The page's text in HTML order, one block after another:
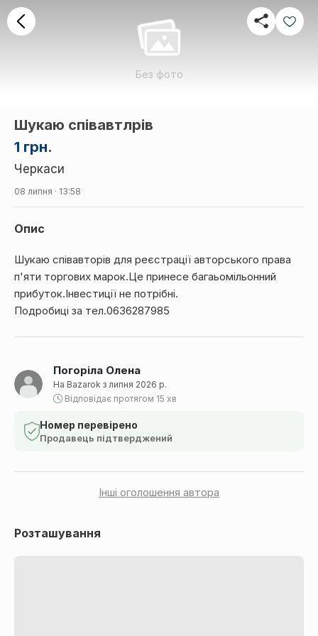
Без фото
1 грн.
Шукаю співавтлрів
Черкаси
08 липня · 13:58
Погоріла Олена
На Bazarok з липня 2026 р.
Відповідає протягом 15 хв
Номер перевірено
Продавець підтверджений
Інші оголошення автора
Опис
Шукаю співавторів для реєстрації авторського права
п'яти торгових марок.Це принесе багаьомільонний
прибуток.Інвестиції не потрібні.
Подробиці за тел.0636287985
Розташування